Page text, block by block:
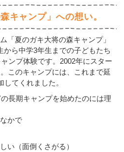
キャンプ」への想い。
「夏のガキ大将の森キャンプ」
から中学3年生までの子どもたち
ンプ体験です。2002年にスター
このキャンプには、これまで延
てくれました。
長期キャンプを始めたのには理
かで
い（面倒くさがる）